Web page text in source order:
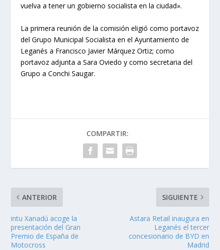
vuelva a tener un gobierno socialista en la ciudad».
La primera reunión de la comisión eligió como portavoz
del Grupo Municipal Socialista en el Ayuntamiento de
Leganés a Francisco Javier Márquez Ortiz; como
portavoz adjunta a Sara Oviedo y como secretaria del
Grupo a Conchi Saugar.
COMPARTIR:
ANTERIOR
intu Xanadú acoge la
presentación del Gran
Premio de España de
Motocross
SIGUIENTE
Astara Retail inaugura en
Leganés el tercer
concesionario de BYD en
Madrid